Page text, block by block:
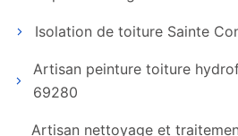
Isolation de toiture Sainte
Artisan peinture toiture
69280
Artisan nettoyage et